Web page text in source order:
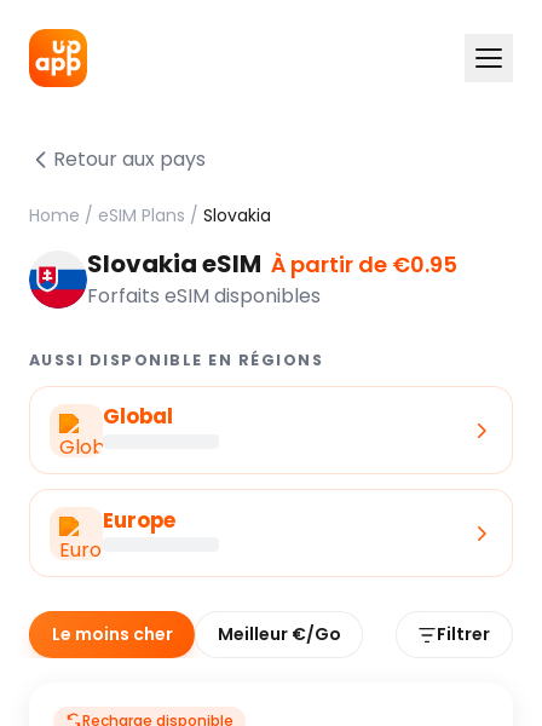
Retour aux pays
Home / eSIM Plans / Slovakia
Slovakia eSIM À partir de €0.95
Forfaits eSIM disponibles
AUSSI DISPONIBLE EN RÉGIONS
Global
Europe
Le moins cher Meilleur €/Go Filtrer
Recharge disponible